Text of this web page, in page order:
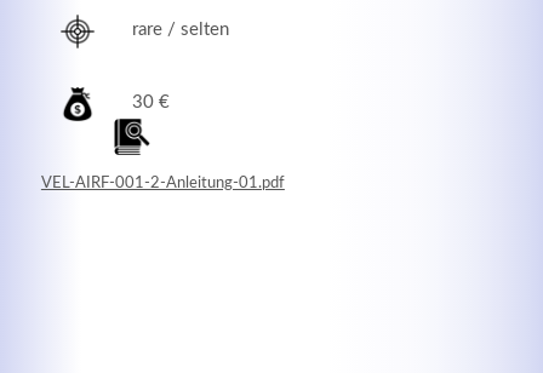
rare / selten
30 €
VEL-AIRF-001-2-Anleitung-01.pdf
elit. Aenean commodo ligula eget dolor.